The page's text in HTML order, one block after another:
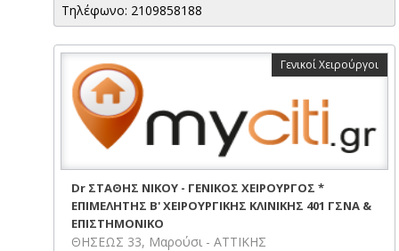
Τηλέφωνο: 2109858188
Γενικοί Χειρούργοι
Dr ΣΤΑΘΗΣ ΝΙΚΟΥ - ΓΕΝΙΚΟΣ ΧΕΙΡΟΥΡΓΟΣ *
ΕΠΙΜΕΛΗΤΗΣ Β' ΧΕΙΡΟΥΡΓΙΚΗΣ ΚΛΙΝΙΚΗΣ 401 ΓΣΝΑ &
ΕΠΙΣΤΗΜΟΝΙΚΟ
ΘΗΣΕΩΣ 33, Μαρούσι - ΑΤΤΙΚΗΣ